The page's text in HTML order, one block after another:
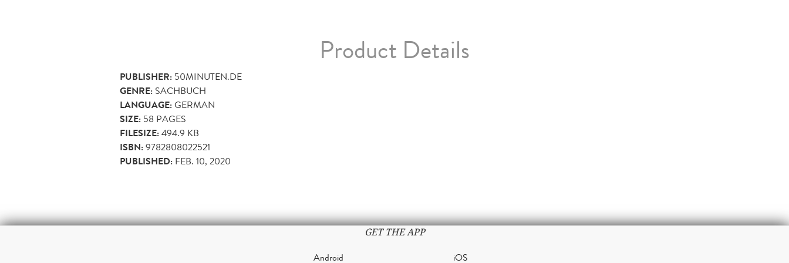
Product Details
PUBLISHER: 50MINUTEN.DE
GENRE: SACHBUCH
LANGUAGE:GERMAN
SIZE: 58 PAGES
FILESIZE:494.9 KB
ISBN:9782808022521
PUBLISHED: FEB. 10, 2020
GET THE APP
Android iOS